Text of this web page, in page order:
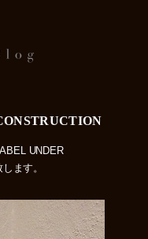
UNDER
ます。